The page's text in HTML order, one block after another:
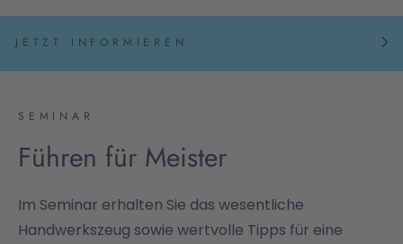
JETZT INFORMIEREN
SEMINAR
Führen für Meister
Im Seminar erhalten Sie das wesentliche
Handwerkszeug sowie wertvolle Tipps für eine